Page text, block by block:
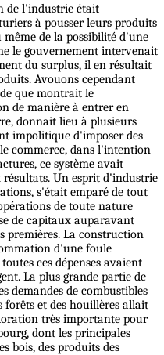
de l'industrie était
à pousser leurs produits
même de la possibilité d'une
le gouvernement intervenait
du surplus, il en résultait
Avouons cependant
que montrait le
de manière à entrer en
donnait lieu à plusieurs
impolitique d'imposer des
commerce, dans l'intention
ce système avait
Un esprit d'industrie
s'était emparé de tout
de toute nature
de capitaux auparavant
premières. La construction
d'une foule
ces dépenses avaient
La plus grande partie de
demandes de combustibles
forêts et des houillères allait
très importante pour
dont les principales
bois, des produits des